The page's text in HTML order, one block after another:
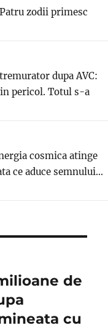
zodii primesc
dupa AVC:
pericol. Totul s-a
cosmica atinge
ce aduce semnului...
de
cu